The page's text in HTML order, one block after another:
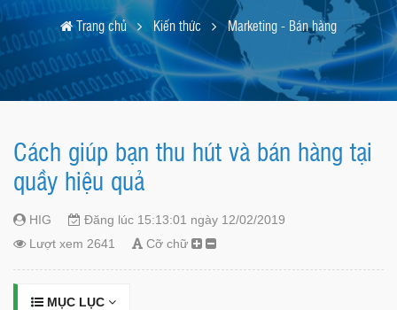
Trang chủ Kiến thức Marketing - Bán hàng
Cách giúp bạn thu hút và bán hàng tại
quầy hiệu quả
HIG
Đăng lúc 15:13:01 ngày 12/02/2019
Lượt xem 2641
Cỡ chữ
MỤC LỤC